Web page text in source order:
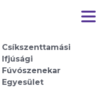
Csíkszenttamási
Ifjúsági
Fúvószenekar
Egyesület